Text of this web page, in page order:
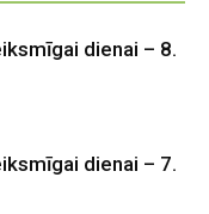
dienai – 8.
dienai – 7.